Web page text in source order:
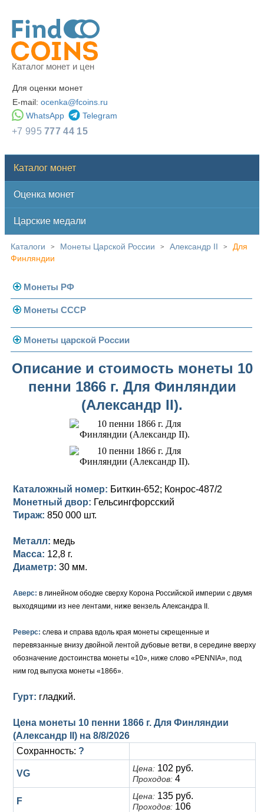
Каталог монет и цен
Для оценки монет
E-mail: ocenka@fcoins.ru
WhatsApp
Telegram
+7 995777 44 15
Каталог монет
Оценка монет
Царские медали
Каталоги > Монеты Царской России > Александр II >
Для
Финляндии
Монеты РФ
Современная Россия
Монеты 1991-1993 гг.
Монеты СССР
Погодовка СССР
Монеты 1958 года
Золотые червонцы
Памятные и юбилейные
Монеты царской России
Николай II (1894-1917)
Золото
Германская оккупация
Для Финляндии
Памятные и донативные
Александр III (1881-1894)
Для Финляндии
Памятные и донативные
Александр II (1855-1881)
Медь
Для Финляндии
Николай I (1825-1855)
Платина, золото
Серебро
Русско-Польские
Памятные и донативные
Александр I (1801-1825)
Золото
Серебро
Для Грузии
Павел I (1796-1801)
Золото
Медь
Екатерина II (1762-1796)
Серебро
Сибирские монеты
Для Молдавии и Валахии
Таврические монеты
Елизавета I (1741-1762)
Серебро
Медь
Для Пруссии
Альбертусталер
Анна Иоанновна (1730-1740)
Петр II (1727-1730)
Екатерина I (1725-1727)
Золото
Серебро
Медь
Для Речи Посполитой
Описание и стоимость монеты 10
пенни 1866 г. Для Финляндии
(Александр II).
Каталожный номер: Биткин-652; Конрос-487/2
Монетный двор: Гельсингфорсский
Тираж: 850 000 шт.
Металл: медь
Масса: 12,8 г.
Диаметр: 30 мм.
Аверс: в линейном ободке сверху Корона Российской империи с двумя
выходящими из нее лентами, ниже вензель Александра II.
Реверс: слева и справа вдоль края монеты скрещенные и
перевязанные внизу двойной лентой дубовые ветви, в середине вверху
обозначение достоинства монеты «10», ниже слово «PENNIA», под
ним год выпуска монеты «1866».
Гурт: гладкий.
Цена монеты 10 пенни 1866 г. Для Финляндии
(Александр II) на 8/8/2026
Сохранность: ?
VG Цена: 102 руб.
Проходов: 4
F Цена: 135 руб.
Проходов: 106